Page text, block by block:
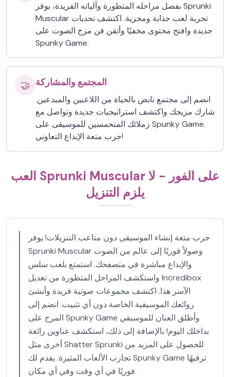
بفضل مراحله المتطورة وآلياته الفريدة، يوفر Sprunki
Muscular تجربة لعب جذابة ومجزية. اكتشف تحديات
جديدة وافتح محتوى مخفيًا وأتقن فن مزج الصوت على
Spunky Game.
🤝 المجتمع والمشاركة
انضم إلى مجتمع نابض بالحياة من اللاعبين والمبدعين.
شارك مزيجك واكتشف استراتيجيات جديدة وتواصل مع
زملائك المتحمسين للموسيقى على Spunky Game.
جرب متعة الإبداع التعاوني!
العب Sprunki Muscular على الفور - لا
يلزم التنزيل
جرب متعة إنشاء الموسيقى دون متاعب التنزيلات! يوفر
Sprunki Muscular وصولاً فوريًا إلى عالم من الصوت
والإبداع مباشرة في متصفحك. استمتع بلعب سلس
واستكشف المراحل المتطورة من تعديل Incredibox
الآسر هذا. اكتشف مجموعات صوتية فريدة وأنشئ
روائعك الموسيقية الخاصة دون أي تثبيت. انضم إلى
المرح على Spunky Game وأطلق العنان للموسيقي
بداخلك اليوم! بالإضافة إلى ذلك، استكشف عناوين رائعة
أخرى مثل Shatter Sprunki للحصول على المزيد من
تجارب الألعاب المثيرة. يقدم لك Spunky Game ترفيهًا
فوريًا في أي وقت وفي أي مكان.